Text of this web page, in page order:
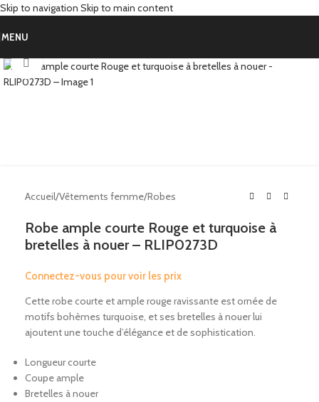
Skip to navigation Skip to main content
MENU
Click to enlarge
Accueil/Vêtements femme/Robes
Robe ample courte Rouge et turquoise à
bretelles à nouer – RLIP0273D
Connectez-vous pour voir les prix
Cette robe courte et ample rouge ravissante est ornée de
motifs bohèmes turquoise, et ses bretelles à nouer lui
ajoutent une touche d’élégance et de sophistication.
Longueur courte
Coupe ample
Bretelles à nouer